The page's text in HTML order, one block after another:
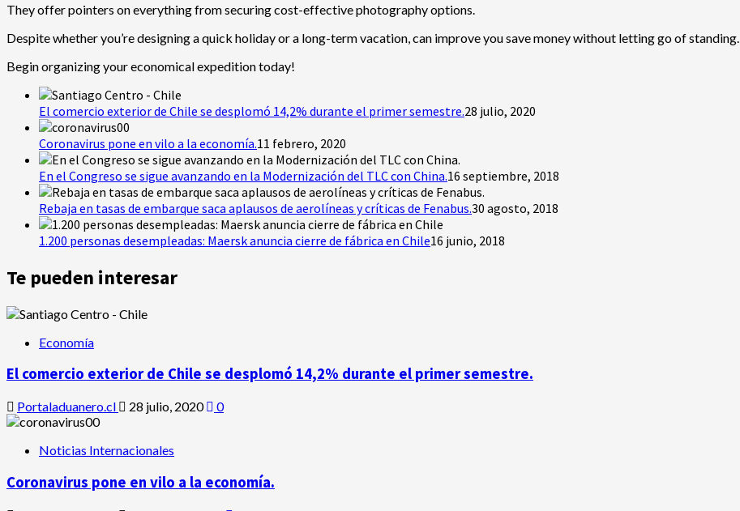
They offer pointers on everything from securing cost-effective photography options.
Despite whether you’re designing a quick holiday or a long-term vacation, can improve you save money without letting go of standing.
Begin organizing your economical expedition today!
El comercio exterior de Chile se desplomó 14,2% durante el primer semestre.28 julio, 2020
Coronavirus pone en vilo a la economía.11 febrero, 2020
En el Congreso se sigue avanzando en la Modernización del TLC con China.16 septiembre, 2018
Rebaja en tasas de embarque saca aplausos de aerolíneas y críticas de Fenabus.30 agosto, 2018
1.200 personas desempleadas: Maersk anuncia cierre de fábrica en Chile16 junio, 2018
Te pueden interesar
Economía
El comercio exterior de Chile se desplomó 14,2% durante el primer semestre.
Portaladuanero.cl 28 julio, 2020 0
Noticias Internacionales
Coronavirus pone en vilo a la economía.